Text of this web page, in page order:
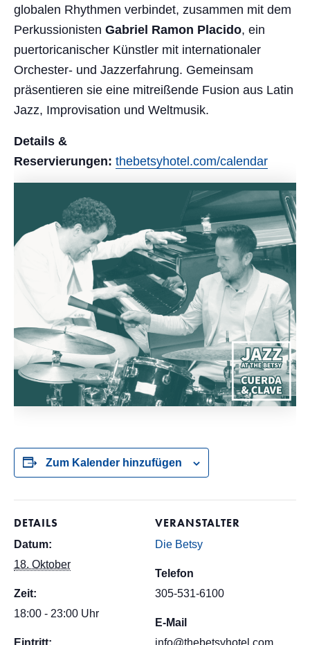
globalen Rhythmen verbindet, zusammen mit dem
Perkussionisten Gabriel Ramon Placido, ein
puertoricanischer Künstler mit internationaler
Orchester- und Jazzerfahrung. Gemeinsam
präsentieren sie eine mitreißende Fusion aus Latin
Jazz, Improvisation und Weltmusik.
Details &
Reservierungen: thebetsyhotel.com/calendar
Zum Kalender hinzufügen
DETAILS
Datum:
18. Oktober
Zeit:
18:00 - 23:00 Uhr
Eintritt:
VERANSTALTER
Die Betsy
Telefon
305-531-6100
E-Mail
info@thebetsyhotel.com